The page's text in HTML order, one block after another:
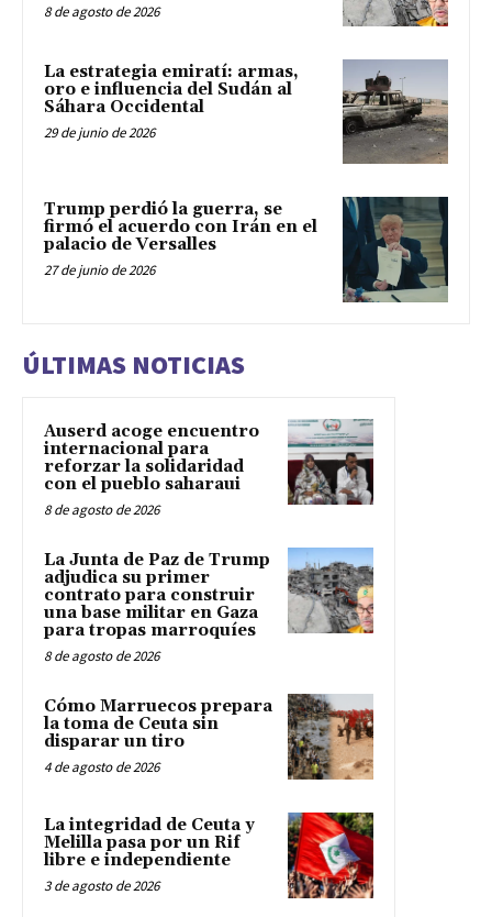
8 de agosto de 2026
La estrategia emiratí: armas,
oro e influencia del Sudán al
Sáhara Occidental
29 de junio de 2026
Trump perdió la guerra, se
firmó el acuerdo con Irán en el
palacio de Versalles
27 de junio de 2026
ÚLTIMAS NOTICIAS
Auserd acoge encuentro
internacional para
reforzar la solidaridad
con el pueblo saharaui
8 de agosto de 2026
La Junta de Paz de Trump
adjudica su primer
contrato para construir
una base militar en Gaza
para tropas marroquíes
8 de agosto de 2026
Cómo Marruecos prepara
la toma de Ceuta sin
disparar un tiro
4 de agosto de 2026
La integridad de Ceuta y
Melilla pasa por un Rif
libre e independiente
3 de agosto de 2026